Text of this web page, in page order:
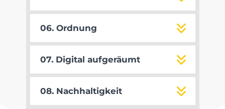
06. Ordnung
07. Digital aufgeräumt
08. Nachhaltigkeit